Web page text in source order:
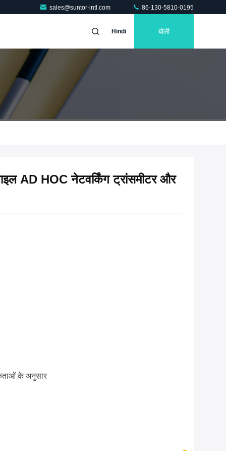
sales@suntor-intl.com 86-130-5810-0195
Hindi बोली
AD HOC नेटवर्किंग ट्रांसमीटर और
के अनुसार